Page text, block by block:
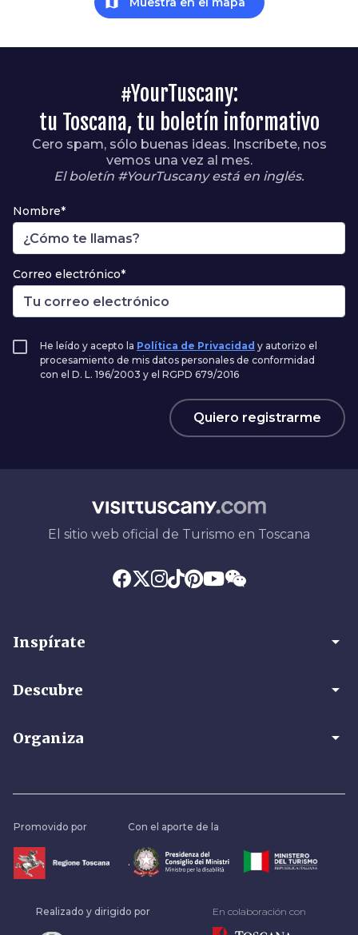
#YourTuscany:
tu Toscana, tu boletín informativo
Cero spam, sólo buenas ideas. Inscríbete, nos
vemos una vez al mes.
El boletín #YourTuscany está en inglés.
Nombre*
Correo electrónico*
He leído y acepto la Política de Privacidad y autorizo el
procesamiento de mis datos personales de conformidad
con el D. L. 196/2003 y el RGPD 679/2016
Quiero registrarme
El sitio web oficial de Turismo en Toscana
Inspírate arrow_drop_down
Descubre arrow_drop_down
Organiza arrow_drop_down
Promovido por Con el aporte de la
.
Realizado y dirigido por En colaboración con